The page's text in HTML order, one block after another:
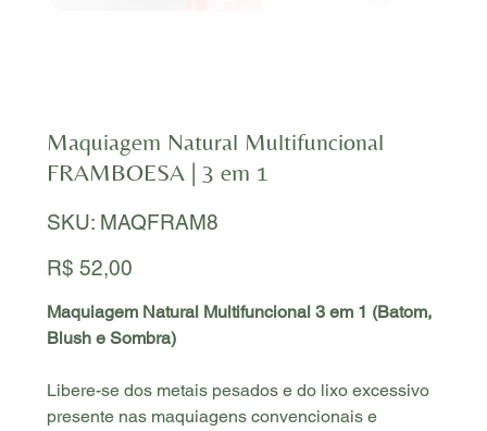
Maquiagem Natural Multifuncional
FRAMBOESA | 3 em 1
SKU: SKU
MAQFRAM8
MAQFRAM8
R$ 52,00
Maquiagem Natural Multifuncional 3 em 1 (Batom,
Blush e Sombra)
Libere-se dos metais pesados e do lixo excessivo
presente nas maquiagens convencionais e